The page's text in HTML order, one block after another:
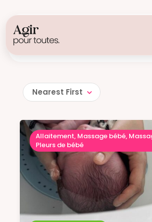
Je cherche...
Nearest First
Allaitement, Massage bébé,
Pleurs de bébé